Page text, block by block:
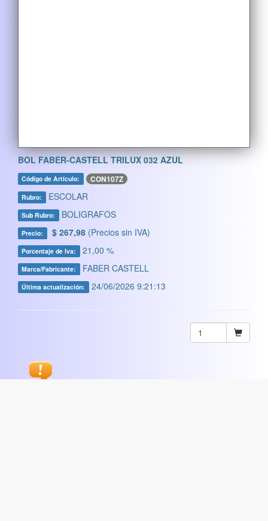
BOL FABER-CASTELL TRILUX 032 AZUL
Código de Artículo: CON107Z
Rubro: ESCOLAR
Sub Rubro: BOLIGRAFOS
Precio: $ 267,98 (Precios sin IVA)
Porcentaje de Iva: 21,00 %
Marca/Fabricante: FABER CASTELL
Última actualización: 24/06/2026 9:21:13